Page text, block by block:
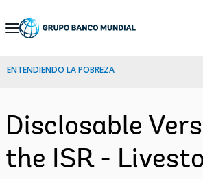
Skip
Navigation
ENTENDIENDO LA POBREZA
Disclosable
the ISR -